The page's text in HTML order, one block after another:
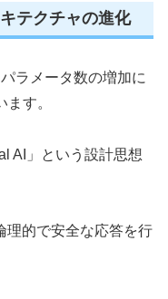
テクチャの進化
ラメータ数の増加に
す。
AI」という設計思想
理的で安全な応答を行